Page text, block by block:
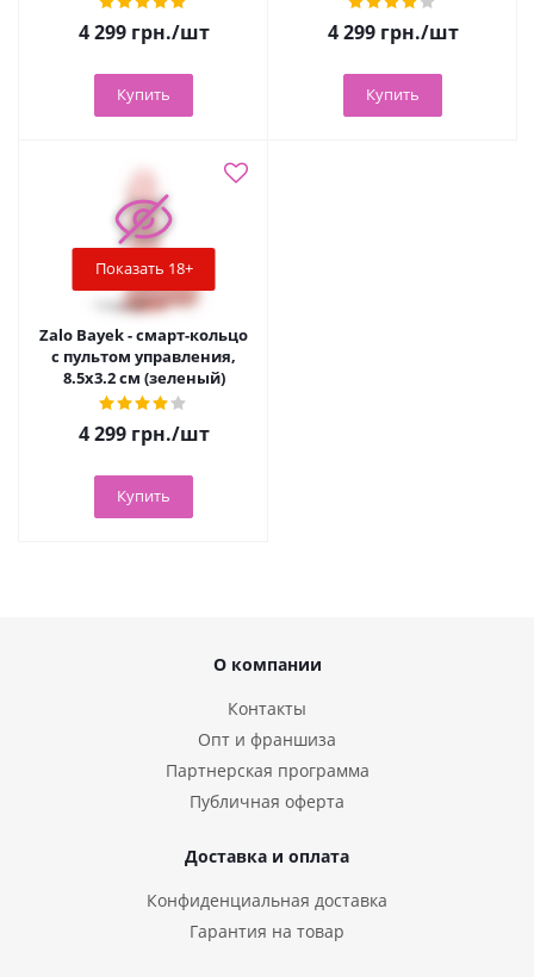
4 299грн./шт
Купить
4 299грн./шт
Купить
Показать 18+
Zalo Bayek - смарт-кольцо
с пультом управления,
8.5х3.2 см (зеленый)
4 299грн./шт
Купить
О компании
Контакты
Опт и франшиза
Партнерская программа
Публичная оферта
Доставка и оплата
Конфиденциальная доставка
Гарантия на товар